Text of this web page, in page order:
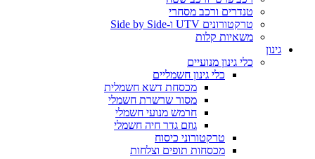
טנדרים ורכב מסחרי
טרקטורונים UTV ו-Side by Side
משאיות קלות
גינון
כלי גינון מנועיים
כלי גינון חשמליים
מכסחת דשא חשמלית
מסור שרשרת חשמלי
חרמש מנועי חשמלי
גוזם גדר חיה חשמלי
טרקטורוני כיסוח
מכסחות תופים וצלחות